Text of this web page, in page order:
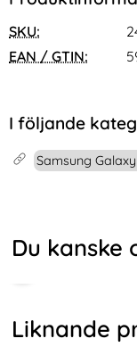
SKU:
EAN / GTIN:
I följande
Samsung
Du kanske
Liknande